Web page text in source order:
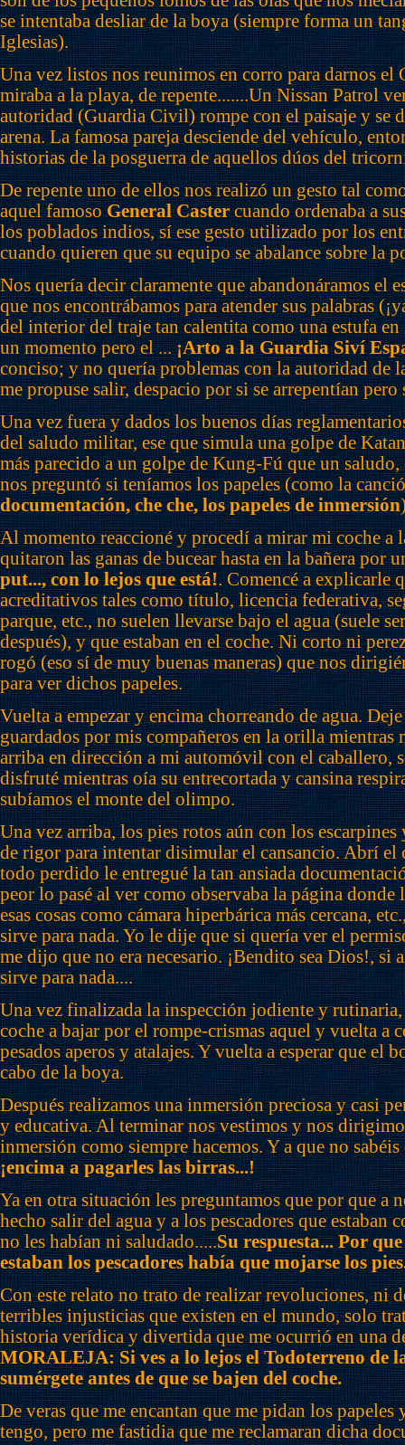
se intentaba desliar de la boya (siempre forma un
Iglesias).
Una vez listos nos reunimos en corro para darnos el
miraba a la playa, de repente.......Un Nissan Patrol
autoridad (Guardia Civil) rompe con el paisaje y se
arena. La famosa pareja desciende del vehículo,
historias de la posguerra de aquellos dúos del
De repente uno de ellos nos realizó un gesto tal
aquel famoso General Castercuando ordenaba a
los poblados indios, sí ese gesto utilizado por los
cuando quieren que su equipo se abalance sobre la
Nos quería decir claramente que abandonáramos el
que nos encontrábamos para atender sus palabras
del interior del traje tan calentita como una estufa
un momento pero el ...¡Arto a la Guardia Siví
conciso; y no quería problemas con la autoridad de
me propuse salir, despacio por si se arrepentían
Una vez fuera y dados los buenos días
del saludo militar, ese que simula una golpe de
más parecido a un golpe de Kung-Fú que un saludo,
nos preguntó si teníamos los papeles (como la
documentación, che che, los papeles de inmersión
Al momento reaccioné y procedí a mirar mi coche a
quitaron las ganas de bucear hasta en la bañera por
put..., con lo lejos que está!. Comencé a explicarle
acreditativos tales como título, licencia federativa,
parque, etc., no suelen llevarse bajo el agua (suele
después), y que estaban en el coche. Ni corto ni
rogó (eso sí de muy buenas maneras) que nos
para ver dichos papeles.
Vuelta a empezar y encima chorreando de agua.
guardados por mis compañeros en la orilla mientras
arriba en dirección a mi automóvil con el caballero,
disfruté mientras oía su entrecortada y cansina
subíamos el monte del olimpo.
Una vez arriba, los pies rotos aún con los
de rigor para intentar disimular el cansancio. Abrí el
todo perdido le entregué la tan ansiada
peor lo pasé al ver como observaba la página donde
esas cosas como cámara hiperbárica más cercana,
sirve para nada. Yo le dije que si quería ver el
me dijo que no era necesario. ¡Bendito sea Dios!, si
sirve para nada....
Una vez finalizada la inspección jodiente y rutinaria,
coche a bajar por el rompe-crismas aquel y vuelta a
pesados aperos y atalajes. Y vuelta a esperar que el
cabo de la boya.
Después realizamos una inmersión preciosa y casi
y educativa. Al terminar nos vestimos y nos
inmersión como siempre hacemos. Y a que no
¡encima a pagarles las birras...!
Ya en otra situación les preguntamos que por que a
hecho salir del agua y a los pescadores que estaban
no les habían ni saludado.....Su respuesta... Por
estaban los pescadores había que mojarse los
Con este relato no trato de realizar revoluciones, ni
terribles injusticias que existen en el mundo, solo
historia verídica y divertida que me ocurrió en una
MORALEJA: Si ves a lo lejos el Todoterreno de
sumérgete antes de que se bajen del coche.
De veras que me encantan que me pidan los papeles
tengo, pero me fastidia que me reclamaran dicha